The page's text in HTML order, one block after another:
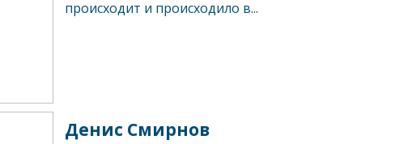
происходит и происходило в...
Денис Смирнов